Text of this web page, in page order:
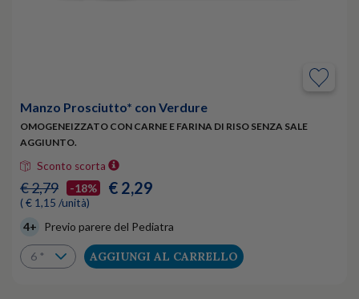
Manzo Prosciutto* con Verdure
OMOGENEIZZATO CON CARNE E FARINA DI RISO SENZA SALE
AGGIUNTO.
Sconto scorta
€ 2,79 -18% € 2,29
( € 1,15 /unità)
4+ Previo parere del Pediatra
AGGIUNGI AL CARRELLO